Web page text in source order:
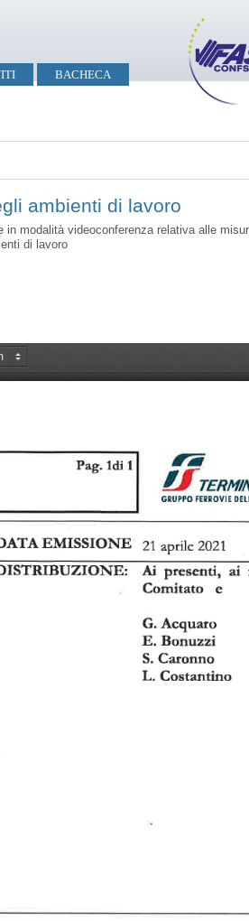
BACHECA
ambienti di lavoro
in modalità videoconferenza relativa alle
di lavoro